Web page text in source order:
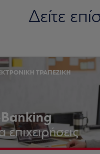
Δείτε
ΤΡΑΠΕΖΙΚΗ
επιχειρήσεις